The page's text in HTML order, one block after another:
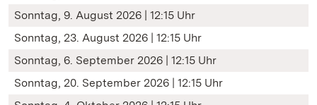
Sonntag, 9. August 2026 | 12:15 Uhr
Sonntag, 23. August 2026 | 12:15 Uhr
Sonntag, 6. September 2026 | 12:15 Uhr
Sonntag, 20. September 2026 | 12:15 Uhr